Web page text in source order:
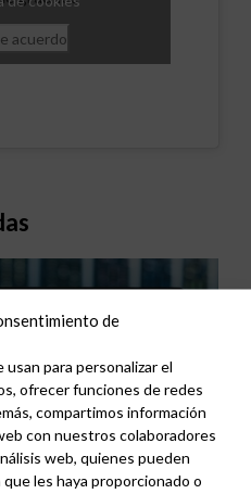
de
para personalizar el
ofrecer funciones de redes
compartimos información
con nuestros colaboradores
web, quienes pueden
les haya proporcionado o
acuerdo